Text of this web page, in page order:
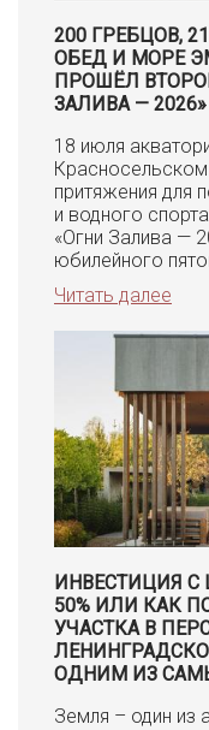
200 ГРЕБЦОВ,
ОБЕД И МОРЕ
ПРОШЁЛ
ЗАЛИВА — 2026»
18 июля
притяжения для
и водного
«Огни Залива —
юбилейного
Читать далее
ИНВЕСТИЦИЯ
50% ИЛИ КАК
УЧАСТКА В
ОДНИМ ИЗ
Земля – один из